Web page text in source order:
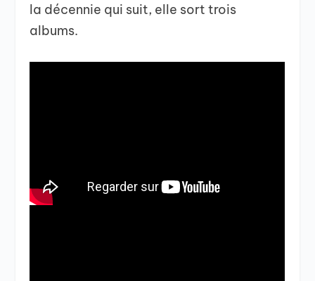
la décennie qui suit, elle sort trois
albums.